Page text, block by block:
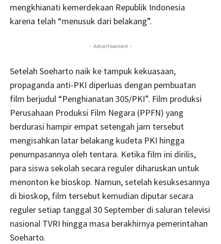
mengkhianati kemerdekaan Republik Indonesia
karena telah “menusuk dari belakang”.
- Advertisement -
Setelah Soeharto naik ke tampuk kekuasaan,
propaganda anti-PKI diperluas dengan pembuatan
film berjudul “Penghianatan 30S/PKI”. Film produksi
Perusahaan Produksi Film Negara (PPFN) yang
berdurasi hampir empat setengah jam tersebut
mengisahkan latar belakang kudeta PKI hingga
penumpasannya oleh tentara. Ketika film ini dirilis,
para siswa sekolah secara reguler diharuskan untuk
menonton ke bioskop. Namun, setelah kesuksesannya
di bioskop, film tersebut kemudian diputar secara
reguler setiap tanggal 30 September di saluran televisi
nasional TVRI hingga masa berakhirnya pemerintahan
Soeharto.